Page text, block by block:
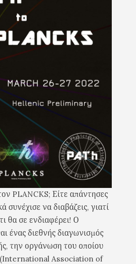
PLANCKS; Είτε απάντησες
συνέχισε να διαβάζεις, γιατί
θα σε ενδιαφέρει! Ο
ένας διεθνής διαγωνισμός
την οργάνωση του οποίου
(International Association of